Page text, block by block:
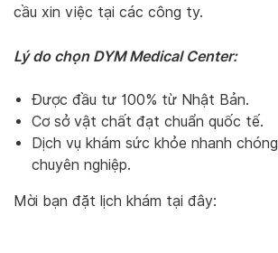
cầu xin việc tại các công ty.
Lý do chọn DYM Medical Center:
Được đầu tư 100% từ Nhật Bản.
Cơ sở vật chất đạt chuẩn quốc tế.
Dịch vụ khám sức khỏe nhanh
chuyên nghiệp.
Mời bạn đặt lịch khám tại đây: